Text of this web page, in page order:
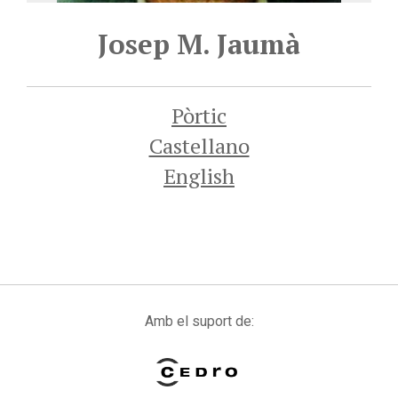
Josep M. Jaumà
Pòrtic
Castellano
English
Amb el suport de: